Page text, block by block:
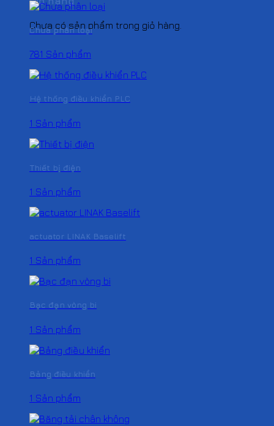
Chưa có sản phẩm trong giỏ hàng.
Chưa phân loại
781 Sản phẩm
Hệ thống điều khiển PLC
1 Sản phẩm
Thiết bị điện
1 Sản phẩm
actuator LINAK Baselift
1 Sản phẩm
Bạc đạn vòng bi
1 Sản phẩm
Bảng điều khiển
1 Sản phẩm